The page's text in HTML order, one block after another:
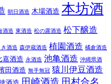
朝日酒造 木場酒造 本坊酒
酒造 東酒造 松の露酒造 松下醸造
酒造 森伊蔵酒造 植園酒造 橘倉酒造
嘉酒造 永酒造 池亀酒造 沖縄県酒
田酒造 無手無冠 猿川伊豆酒造
酒造 田崎酒造 田村合名